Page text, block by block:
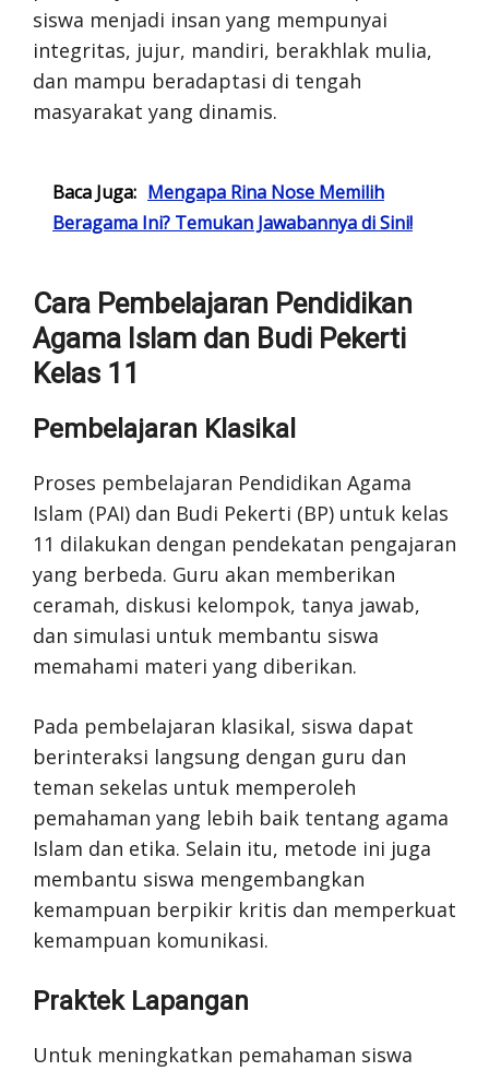
siswa menjadi insan yang mempunyai
integritas, jujur, mandiri, berakhlak mulia,
dan mampu beradaptasi di tengah
masyarakat yang dinamis.
Baca Juga: Mengapa Rina Nose Memilih
Beragama Ini? Temukan Jawabannya di Sini!
Cara Pembelajaran Pendidikan
Agama Islam dan Budi Pekerti
Kelas 11
Pembelajaran Klasikal
Proses pembelajaran Pendidikan Agama
Islam (PAI) dan Budi Pekerti (BP) untuk kelas
11 dilakukan dengan pendekatan pengajaran
yang berbeda. Guru akan memberikan
ceramah, diskusi kelompok, tanya jawab,
dan simulasi untuk membantu siswa
memahami materi yang diberikan.
Pada pembelajaran klasikal, siswa dapat
berinteraksi langsung dengan guru dan
teman sekelas untuk memperoleh
pemahaman yang lebih baik tentang agama
Islam dan etika. Selain itu, metode ini juga
membantu siswa mengembangkan
kemampuan berpikir kritis dan memperkuat
kemampuan komunikasi.
Praktek Lapangan
Untuk meningkatkan pemahaman siswa